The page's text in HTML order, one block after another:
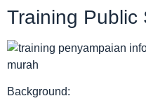
Training Public
Background: